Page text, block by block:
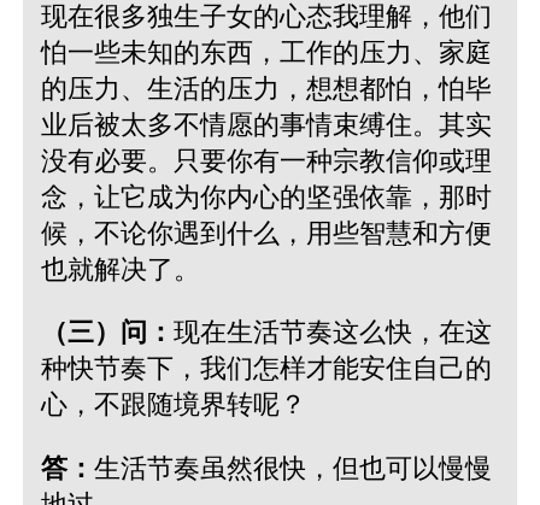
现在很多独生子女的心态我理解，他们
怕一些未知的东西，工作的压力、家庭
的压力、生活的压力，想想都怕，怕毕
业后被太多不情愿的事情束缚住。其实
没有必要。只要你有一种宗教信仰或理
念，让它成为你内心的坚强依靠，那时
候，不论你遇到什么，用些智慧和方便
也就解决了。
（三）问： 现在生活节奏这么快，在这
种快节奏下，我们怎样才能安住自己的
心，不跟随境界转呢？
答： 生活节奏虽然很快，但也可以慢慢